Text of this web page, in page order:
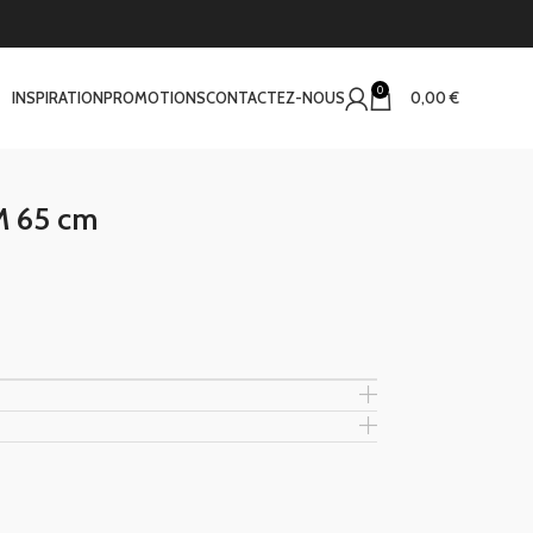
INSPIRATIONPROMOTIONSCONTACTEZ-NOUS 0 0,00€
65 cm